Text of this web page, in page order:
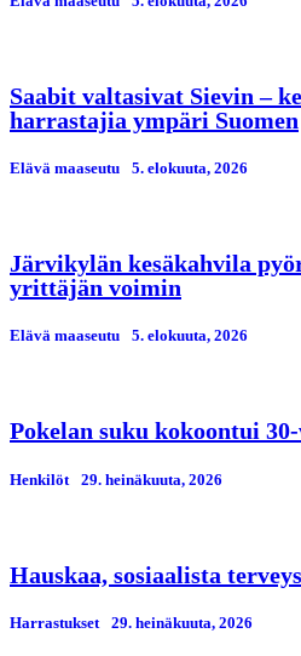
Saabit valtasivat Sievin –
harrastajia ympäri Suomen
Elävä maaseutu 5. elokuuta, 2026
Järvikylän kesäkahvila
yrittäjän voimin
Elävä maaseutu 5. elokuuta, 2026
Pokelan suku kokoontui
Henkilöt 29. heinäkuuta, 2026
Hauskaa, sosiaalista
Harrastukset 29. heinäkuuta, 2026